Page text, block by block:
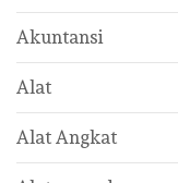
Akuntansi
Alat
Alat Angkat